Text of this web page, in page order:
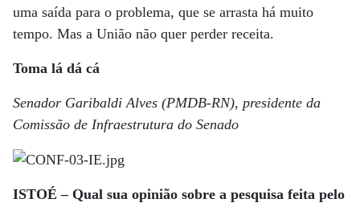
uma saída para o problema, que se arrasta há muito
tempo. Mas a União não quer perder receita.
Toma lá dá cá
Senador Garibaldi Alves (PMDB-RN), presidente da
Comissão de Infraestrutura do Senado
ISTOÉ – Qual sua opinião sobre a pesquisa feita pelo